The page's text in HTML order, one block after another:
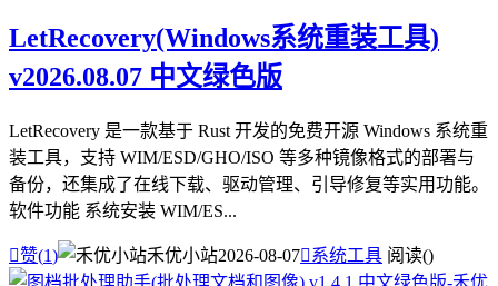
LetRecovery(Windows系统重装工具)
v2026.08.07 中文绿色版
LetRecovery 是一款基于 Rust 开发的免费开源 Windows 系统重
装工具，支持 WIM/ESD/GHO/ISO 等多种镜像格式的部署与
备份，还集成了在线下载、驱动管理、引导修复等实用功能。
软件功能 系统安装 WIM/ES...
赞(1) 禾优小站2026-08-07系统工具 阅读()